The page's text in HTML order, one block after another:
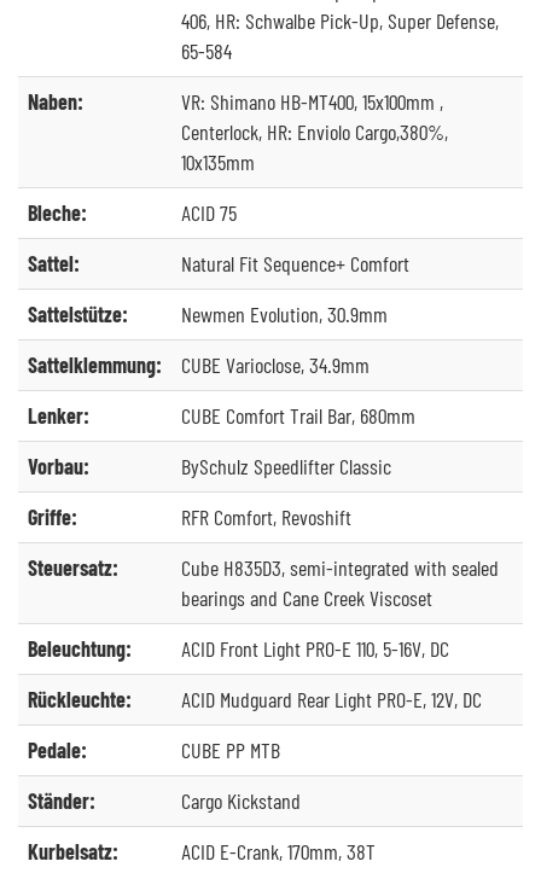
406, HR: Schwalbe Pick-Up, Super Defense,
65-584
Naben:
VR: Shimano HB-MT400, 15x100mm ,
Centerlock, HR: Enviolo Cargo,380%,
10x135mm
Bleche:
ACID 75
Sattel:
Natural Fit Sequence+ Comfort
Sattelstütze:
Newmen Evolution, 30.9mm
Sattelklemmung:
CUBE Varioclose, 34.9mm
Lenker:
CUBE Comfort Trail Bar, 680mm
Vorbau:
BySchulz Speedlifter Classic
Griffe:
RFR Comfort, Revoshift
Steuersatz:
Cube H835D3, semi-integrated with sealed
bearings and Cane Creek Viscoset
Beleuchtung:
ACID Front Light PRO-E 110, 5-16V, DC
Rückleuchte:
ACID Mudguard Rear Light PRO-E, 12V, DC
Pedale:
CUBE PP MTB
Ständer:
Cargo Kickstand
Kurbelsatz:
ACID E-Crank, 170mm, 38T